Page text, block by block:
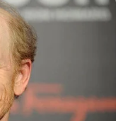
Schwäbisch Hall
im Kreis
werden können.